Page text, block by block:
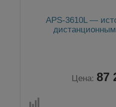
APS-3610L —
Цена: 87